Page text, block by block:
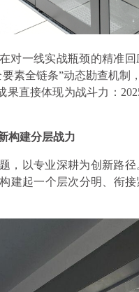
对一线实战瓶颈的精准
素全链条”动态勘查机制
果直接体现为战斗力：
构建分层战力
，以专业深耕为创新路
建起一个层次分明、衔